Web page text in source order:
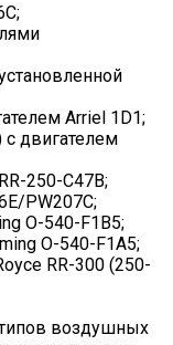
Arriel 1D1;
двигателем
250-C47B;
PW207C;
O-540-F1B5;
O-540-F1A5;
RR-300 (250-
воздушных